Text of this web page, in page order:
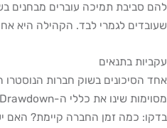
להם סביבת תמיכה עוברים מבחנים
שעובדים לגמרי לבד. הקהילה היא
עקביות בתנאים
אחד הסיכונים בשוק חברות הנוסטרו
בדקו: כמה זמן החברה קיימת? האם